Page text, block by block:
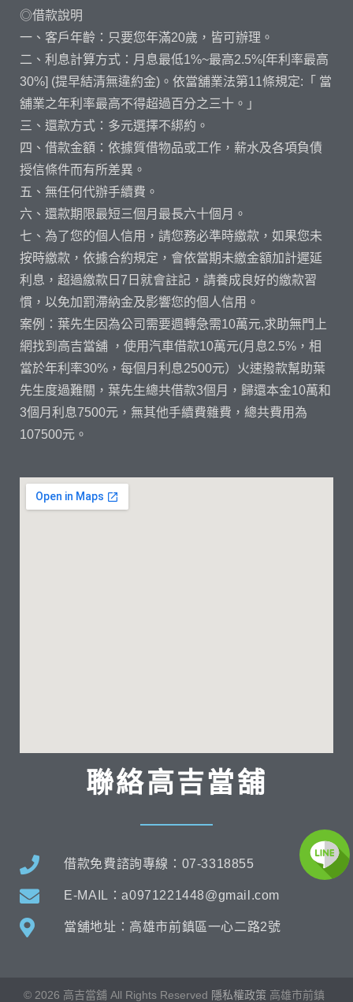
◎借款說明
一、客戶年齡：只要您年滿20歲，皆可辦理。
二、利息計算方式：月息最低1%~最高2.5%[年利率最高
30%] (提早結清無違約金)。依當舖業法第11條規定:「 當
舖業之年利率最高不得超過百分之三十。」
三、還款方式：多元選擇不綁約。
四、借款金額：依據質借物品或工作，薪水及各項負債
授信條件而有所差異。
五、無任何代辦手續費。
六、還款期限最短三個月最長六十個月。
七、為了您的個人信用，請您務必準時繳款，如果您未
按時繳款，依據合約規定，會依當期未繳金額加計遲延
利息，超過繳款日7日就會註記，請養成良好的繳款習
慣，以免加罰滯納金及影響您的個人信用。
案例：葉先生因為公司需要週轉急需10萬元,求助無門上
網找到高吉當舖 ，使用汽車借款10萬元(月息2.5%，相
當於年利率30%，每個月利息2500元）火速撥款幫助葉
先生度過難關，葉先生總共借款3個月，歸還本金10萬和
3個月利息7500元，無其他手續費雜費，總共費用為
107500元。
聯絡高吉當舖
借款免費諮詢專線：07-3318855
E-MAIL：a0971221448@gmail.com
當舖地址：高雄市前鎮區一心二路2號
© 2026 高吉當舖 All Rights Reserved 隱私權政策 高雄市前鎮